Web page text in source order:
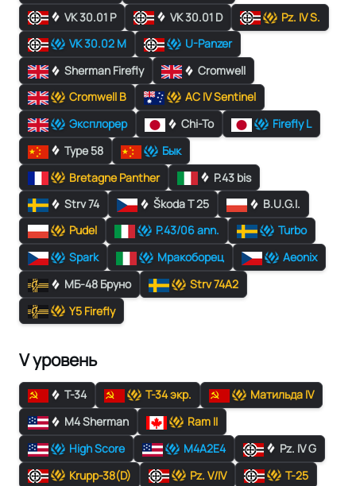
VK 30.01 P
VK 30.01 D
Pz. IV S.
VK 30.02 M
U-Panzer
Sherman Firefly
Cromwell
Cromwell B
AC IV Sentinel
Эксплорер
Chi-To
Firefly L
Type 58
Бык
Bretagne Panther
P.43 bis
Strv 74
Škoda T 25
B.U.G.I.
Pudel
P.43/06 ann.
Turbo
Spark
Мракоборец
Aeonix
МБ-48 Бруно
Strv 74A2
Y5 Firefly
V уровень
Т-34 Т-34 экр.
Матильда IV
M4 Sherman
Ram II
High Score
M4A2E4
Pz. IV G
Krupp-38(D)
Pz. V/IV
T-25